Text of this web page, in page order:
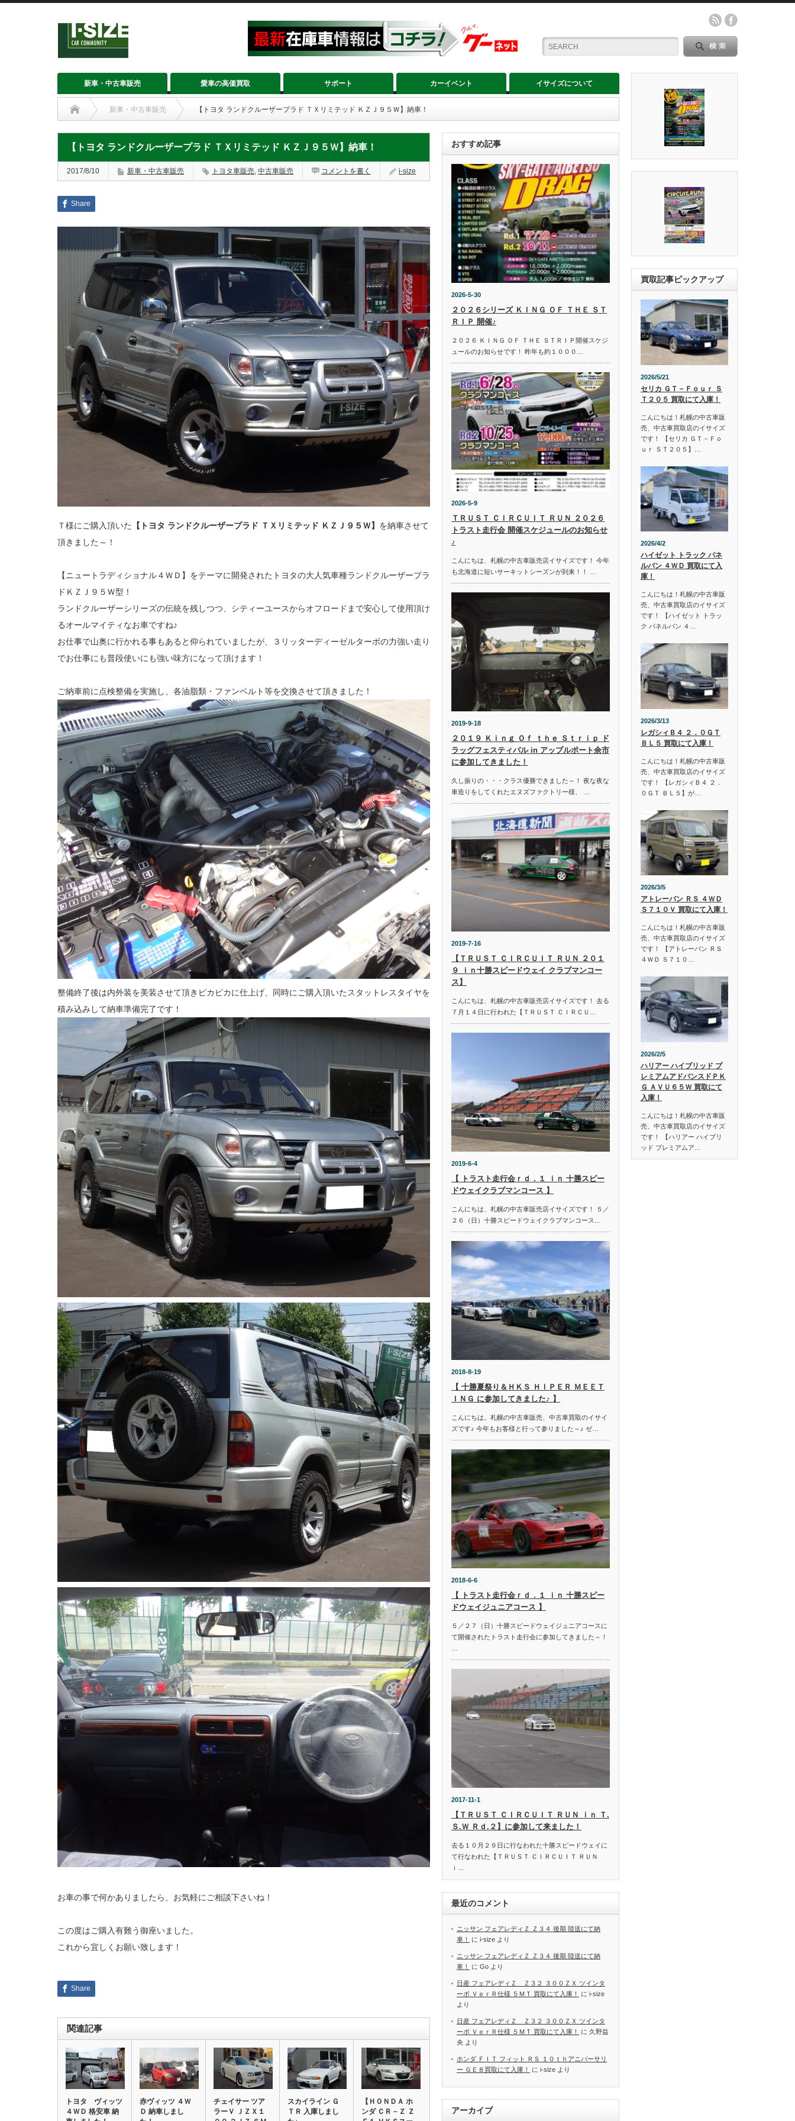
新車・中古車販売 愛車の高価買取 サポート カーイベント イサイズについて
新車・中古車販売 【トヨタ ランドクルーザープラド ＴＸリミテッド ＫＺＪ９５Ｗ】納車！
【トヨタ ランドクルーザープラド ＴＸリミテッド ＫＺＪ９５Ｗ】納車！
2017/8/10 新車・中古車販売 トヨタ車販売, 中古車販売 コメントを書く i-size
Share
Ｔ様にご購入頂いた 【トヨタ ランドクルーザープラド ＴＸリミテッド ＫＺＪ９５Ｗ】 を納車させて
頂きました～！
【ニュートラディショナル４ＷＤ】をテーマに開発されたトヨタの大人気車種ランドクルーザープラ
ドＫＺＪ９５Ｗ型！
ランドクルーザーシリーズの伝統を残しつつ、シティーユースからオフロードまで安心して使用頂け
るオールマイティなお車ですね♪
お仕事で山奥に行かれる事もあると仰られていましたが、３リッターディーゼルターボの力強い走り
でお仕事にも普段使いにも強い味方になって頂けます！
ご納車前に点検整備を実施し、各油脂類・ファンベルト等を交換させて頂きました！
整備終了後は内外装を美装させて頂きピカピカに仕上げ、同時にご購入頂いたスタットレスタイヤを
積み込みして納車準備完了です！
お車の事で何かありましたら、お気軽にご相談下さいね！
この度はご購入有難う御座いました。
これから宜しくお願い致します！
Share
関連記事
トヨタ ヴィッツ
４ＷＤ 格安車 納
赤ヴィッツ ４Ｗ
Ｄ 納車しまし
チェイサー ツア
ラーＶ ＪＺＸ１
スカイライン Ｇ
ＴＲ 入庫しまし
【ＨＯＮＤＡ ホ
ンダ ＣＲ－Ｚ Ｚ
おすすめ記事
2026-5-30
２０２６シリーズ ＫＩＮＧ ＯＦ ＴＨＥ ＳＴ
ＲＩＰ 開催♪
２０２６ ＫＩＮＧ ＯＦ ＴＨＥ ＳＴＲＩＰ開催スケジ
ュールのお知らせです！ 昨年も約１０００…
2026-5-9
ＴＲＵＳＴ ＣＩＲＣＵＩＴ ＲＵＮ ２０２６
トラスト走行会 開催スケジュールのお知らせ
♪
こんにちは、札幌の中古車販売店イサイズです！ 今年
も北海道に短いサーキットシーズンが到来！！ …
2019-9-18
２０１９ Ｋｉｎｇ Ｏｆ ｔｈｅ Ｓｔｒｉｐ ド
ラッグフェスティバル in アップルポート余市
に参加してきました！
久し振りの・・・クラス優勝できました～！ 夜な夜な
車造りをしてくれたエヌズファクトリー様、 …
2019-7-16
【ＴＲＵＳＴ ＣＩＲＣＵＩＴ ＲＵＮ ２０１
９ ｉｎ十勝スピードウェイ クラブマンコー
ス】
こんにちは、札幌の中古車販売店イサイズです！ 去る
７月１４日に行われた【ＴＲＵＳＴ ＣＩＲＣＵ…
2019-6-4
【 トラスト走行会ｒｄ．１ ｉｎ 十勝スピー
ドウェイクラブマンコース 】
こんにちは、札幌の中古車販売店イサイズです！ ５／
２６（日）十勝スピードウェイクラブマンコース…
2018-8-19
【 十勝夏祭り＆ＨＫＳ ＨＩＰＥＲ ＭＥＥＴ
ＩＮＧ に参加してきました♪ 】
こんにちは。札幌の中古車販売、中古車買取のイサイ
ズです♪ 今年もお客様と行って参りました～♪ ゼ…
2018-6-6
【 トラスト走行会ｒｄ．１ ｉｎ 十勝スピー
ドウェイジュニアコース 】
５／２７（日）十勝スピードウェイジュニアコースに
て開催されたトラスト走行会に参加してきました～！
2017-11-1
【ＴＲＵＳＴ ＣＩＲＣＵＩＴ ＲＵＮ ｉｎ Ｔ.
Ｓ.Ｗ Ｒｄ.２】に参加して来ました！
去る１０月２９日に行なわれた十勝スピードウェイに
て行なわれた【ＴＲＵＳＴ ＣＩＲＣＵＩＴ ＲＵＮ
ｉ…
最近のコメント
ニッサン フェアレディＺ Ｚ３４ 後期 陸送にて納
車！
に i-size より
ニッサン フェアレディＺ Ｚ３４ 後期 陸送にて納
車！
に Go より
日産 フェアレディＺ Ｚ３２ ３００ＺＸ ツインタ
ーボ ＶｅｒＲ仕様 ５ＭＴ 買取にて入庫！
に i-size
より
日産 フェアレディＺ Ｚ３２ ３００ＺＸ ツインタ
ーボ ＶｅｒＲ仕様 ５ＭＴ 買取にて入庫！
に 久野益
央 より
ホンダ ＦＩＴ フィット ＲＳ １０ｔｈアニバーサリ
ー ＧＥ８買取にて入庫！
に i-size より
アーカイブ
買取記事ピックアップ
2026/5/21
セリカ ＧＴ－Ｆｏｕｒ Ｓ
Ｔ２０５ 買取にて入庫！
こんにちは！札幌の中古車販
売、中古車買取店のイサイズ
です！ 【セリカ ＧＴ－Ｆｏ
ｕｒ ＳＴ２０５】…
2026/4/2
ハイゼット トラック パネ
ルバン ４ＷＤ 買取にて入
庫！
こんにちは！札幌の中古車販
売、中古車買取店のイサイズ
です！ 【ハイゼット トラッ
ク パネルバン ４…
2026/3/13
レガシィＢ４ ２．０ＧＴ
ＢＬ５ 買取にて入庫！
こんにちは！札幌の中古車販
売、中古車買取店のイサイズ
です！ 【レガシィＢ４ ２．
０ＧＴ ＢＬ５】が…
2026/3/5
アトレーバン ＲＳ ４ＷＤ
Ｓ７１０Ｖ 買取にて入庫！
こんにちは！札幌の中古車販
売、中古車買取店のイサイズ
です！ 【アトレーバン ＲＳ
４ＷＤ Ｓ７１０…
2026/2/5
ハリアー ハイブリッド プ
レミアムアドバンスドＰＫ
Ｇ ＡＶＵ６５Ｗ 買取にて
入庫！
こんにちは！札幌の中古車販
売、中古車買取店のイサイズ
です！ 【ハリアー ハイブリ
ッド プレミアムア…